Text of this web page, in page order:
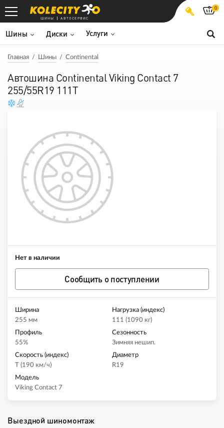
ШИНЫ АВТОСЕРВИС
Шины Диски Услуги
0
Главная Шины Continental
Автошина Continental Viking Contact 7
255/55R19 111T
Нет в наличии
Сообщить о поступлении
Ширина
255 мм
Нагрузка (индекс)
111 (1090 кг)
Профиль
55%
Сезонность
Зимняя нешип.
Скорость (индекс)
T (190 км/ч)
Диаметр
R19
Модель
Viking Contact 7
Выездной шиномонтаж